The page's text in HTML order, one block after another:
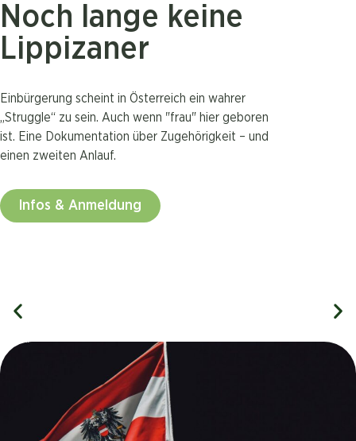
Noch lange keine
Lippizaner
Einbürgerung scheint in Österreich ein wahrer
„Struggle“ zu sein. Auch wenn "frau" hier geboren
ist. Eine Dokumentation über Zugehörigkeit – und
einen zweiten Anlauf.
Infos & Anmeldung